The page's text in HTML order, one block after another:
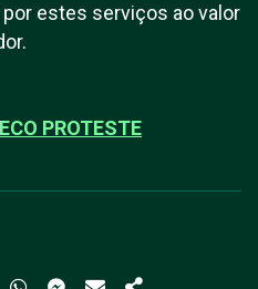
estes serviços ao valor
ECO PROTESTE